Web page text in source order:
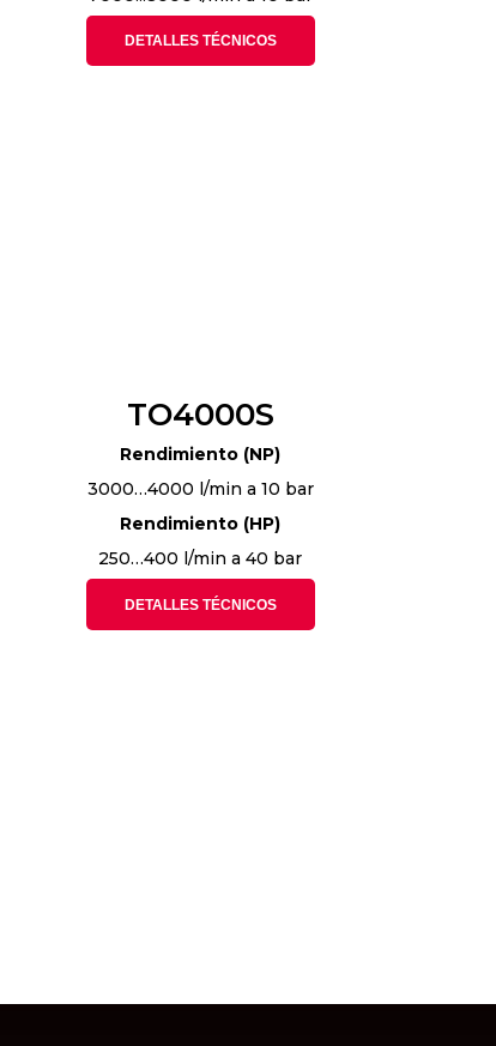
DETALLES TÉCNICOS
TO4000S
Rendimiento (NP)
3000…4000 l/min a 10 bar
Rendimiento (HP)
250…400 l/min a 40 bar
DETALLES TÉCNICOS